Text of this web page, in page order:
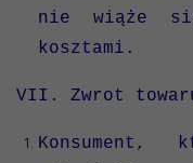
nie wiąże
kosztami.
VII. Zwrot
Konsument,